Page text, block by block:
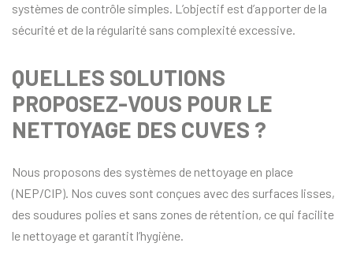
systèmes de contrôle simples. L’objectif est d’apporter de la
sécurité et de la régularité sans complexité excessive.
QUELLES SOLUTIONS
PROPOSEZ-VOUS POUR LE
NETTOYAGE DES CUVES ?
Nous proposons des systèmes de nettoyage en place
(NEP/CIP). Nos cuves sont conçues avec des surfaces lisses,
des soudures polies et sans zones de rétention, ce qui facilite
le nettoyage et garantit l’hygiène.